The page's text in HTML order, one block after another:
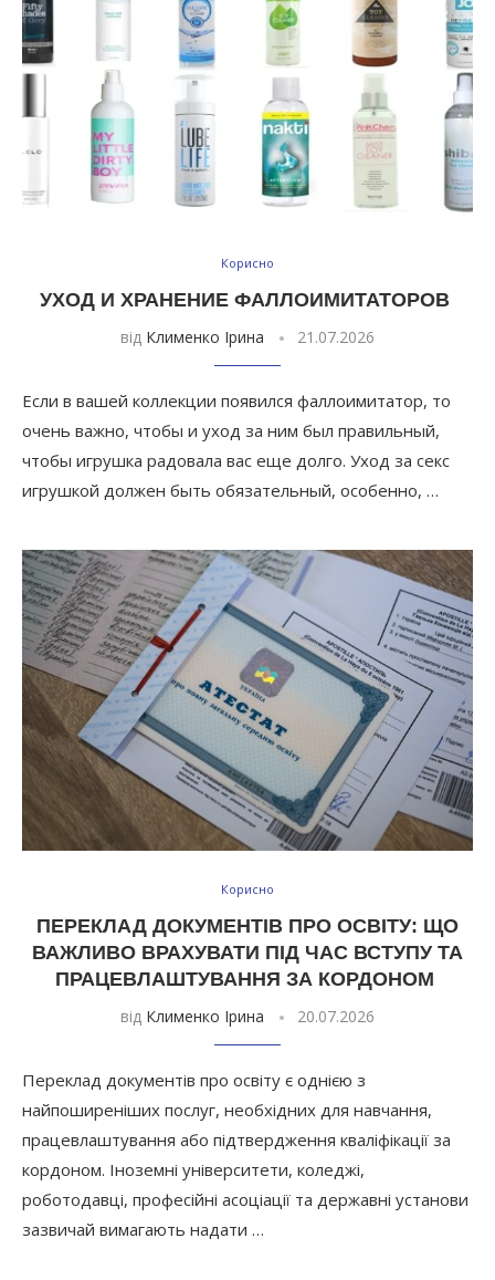
Корисно
УХОД И ХРАНЕНИЕ ФАЛЛОИМИТАТОРОВ
від Клименко Ірина 21.07.2026
Если в вашей коллекции появился фаллоимитатор, то
очень важно, чтобы и уход за ним был правильный,
чтобы игрушка радовала вас еще долго. Уход за секс
игрушкой должен быть обязательный, особенно, …
Корисно
ПЕРЕКЛАД ДОКУМЕНТІВ ПРО ОСВІТУ: ЩО
ВАЖЛИВО ВРАХУВАТИ ПІД ЧАС ВСТУПУ ТА
ПРАЦЕВЛАШТУВАННЯ ЗА КОРДОНОМ
від Клименко Ірина 20.07.2026
Переклад документів про освіту є однією з
найпоширеніших послуг, необхідних для навчання,
працевлаштування або підтвердження кваліфікації за
кордоном. Іноземні університети, коледжі,
роботодавці, професійні асоціації та державні установи
зазвичай вимагають надати …